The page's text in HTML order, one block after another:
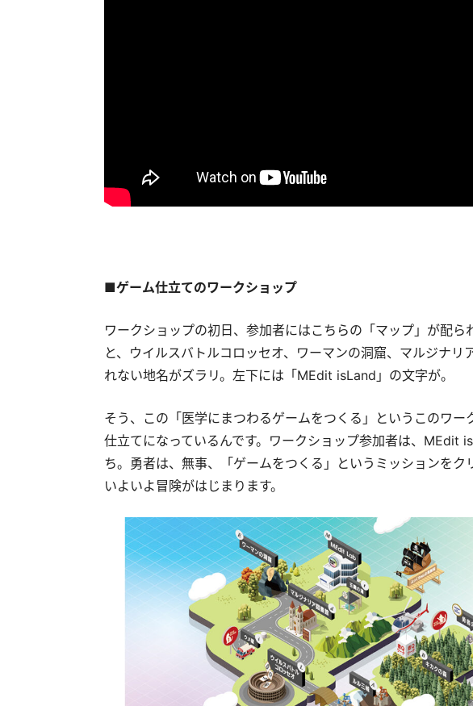
■ゲーム仕立てのワークショップ
ワークショップの初日、参加者にはこちらの「マップ」が配ら
と、ウイルスバトルコロッセオ、ワーマンの洞窟、マルジナ
れない地名がズラリ。左下には「MEdit isLand」の文字が。
そう、この「医学にまつわるゲームをつくる」というこのワー
仕立てになっているんです。ワークショップ参加者は、MEdit
ち。勇者は、無事、「ゲームをつくる」というミッションをク
いよいよ冒険がはじまります。